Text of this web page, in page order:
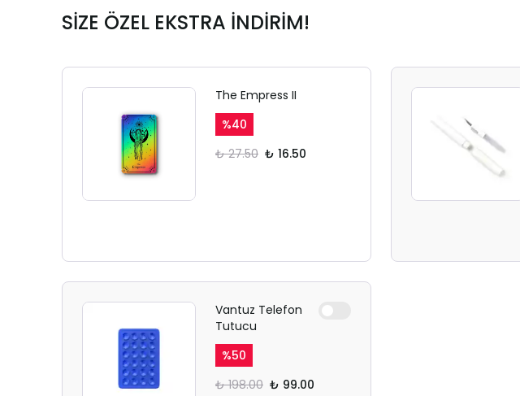
SİZE ÖZEL EKSTRA İNDİRİM!
The Empress II
%40
₺ 27.50 ₺ 16.50
Vantuz Telefon
Tutucu
%50
₺ 198.00 ₺ 99.00